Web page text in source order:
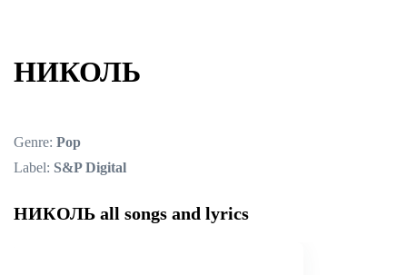
НИКОЛЬ
Genre: Pop
Label: S&P Digital
НИКОЛЬ all songs and lyrics